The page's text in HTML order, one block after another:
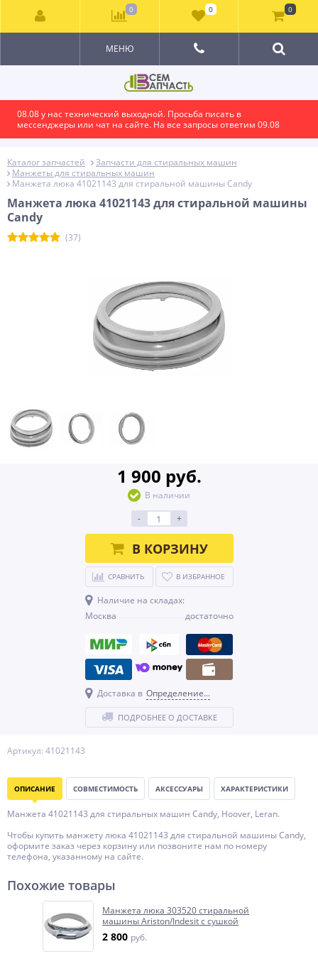
08.08 у нас технический выходной. Просьба писать в
мессенджеры или чат на сайте. На все запросы ответим 09.08
МЕНЮ
Каталог запчастей
Запчасти для стиральных машин
Манжеты для стиральных машин
Манжета люка 41021143 для стиральной машины Candy
Манжета люка 41021143 для стиральной машины
Candy
(37)
Артикул: 41021143
1 900 руб.
В наличии
-
+
В КОРЗИНУ
СРАВНИТЬ В ИЗБРАННОЕ
Наличие на складах:
Москва
достаточно
Доставка в Определение...
ПОДРОБНЕЕ О ДОСТАВКЕ
ОПИСАНИЕ СОВМЕСТИМОСТЬ АКСЕССУАРЫ ХАРАКТЕРИСТИКИ
Манжета 41021143 для стиральных машин Candy, Hoover, Leran.
Чтобы купить манжету люка 41021143 для стиральной машины Candy,
оформите заказ через корзину или позвоните нам по номеру
телефона, указанному на сайте.
Похожие товары
Манжета люка 303520 стиральной
машины Ariston/Indesit с сушкой
2 800 руб.
0 0 0